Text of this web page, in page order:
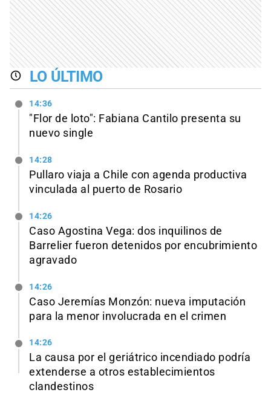
LO ÚLTIMO
14:36
"Flor de loto": Fabiana Cantilo presenta su
nuevo single
14:28
Pullaro viaja a Chile con agenda productiva
vinculada al puerto de Rosario
14:26
Caso Agostina Vega: dos inquilinos de
Barrelier fueron detenidos por encubrimiento
agravado
14:26
Caso Jeremías Monzón: nueva imputación
para la menor involucrada en el crimen
14:26
La causa por el geriátrico incendiado podría
extenderse a otros establecimientos
clandestinos